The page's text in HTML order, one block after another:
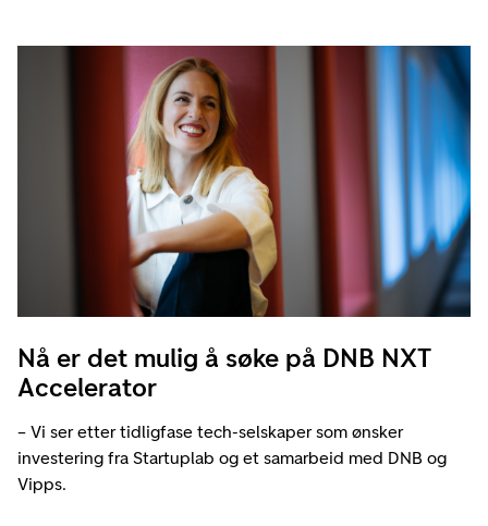
Nå er det mulig å søke på DNB NXT
Accelerator
– Vi ser etter tidligfase tech-selskaper som ønsker
investering fra Startuplab og et samarbeid med DNB og
Vipps.